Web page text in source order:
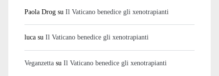
Paola Drogsu Il Vaticano benedice gli xenotrapianti
lucasu Il Vaticano benedice gli xenotrapianti
Veganzettasu Il Vaticano benedice gli xenotrapianti